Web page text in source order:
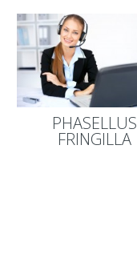
PHASELLUS
FRINGILLA